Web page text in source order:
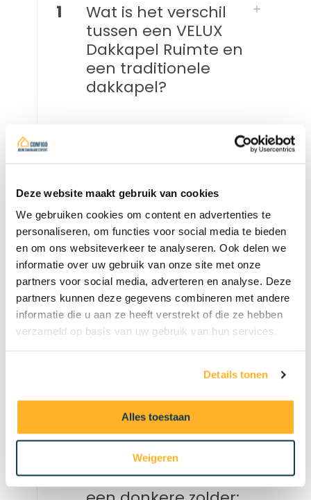
Deze website maakt gebruik van cookies
We gebruiken cookies om content en advertenties te
personaliseren, om functies voor social media te bieden
en om ons websiteverkeer te analyseren. Ook delen we
informatie over uw gebruik van onze site met onze
partners voor social media, adverteren en analyse. Deze
partners kunnen deze gegevens combineren met andere
informatie die u aan ze heeft verstrekt of die ze hebben
verzameld op basis van uw gebruik van hun services.
Details tonen
Alles toestaan
Weigeren
1
Wat is het verschil
tussen een VELUX
Dakkapel Ruimte en
een traditionele
dakkapel?
alternatief voor een
dakkapel?
3
Geeft een VELUX
Dakkapel Ruimte
evenveel ruimte als
een dakkapel?
VELUX Dakkapel
Ruimte of
traditionele
dakkapel?
5
Wat is beter voor